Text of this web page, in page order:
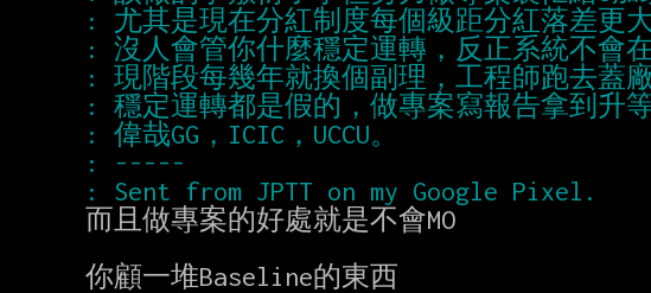
而且做專案的好處就是不會MO
你顧一堆Baseline的東西